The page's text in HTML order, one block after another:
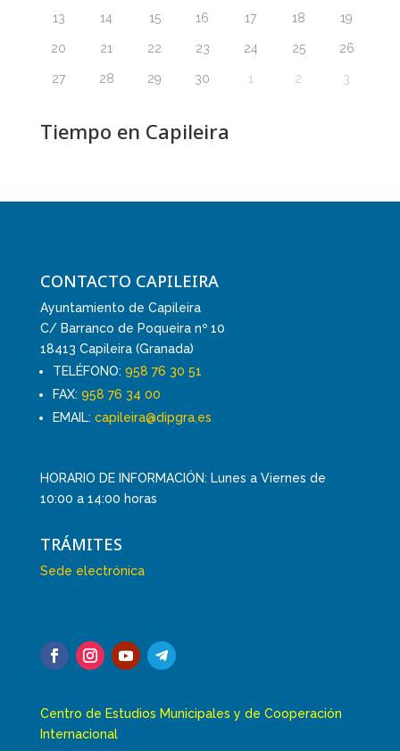
13 14 15 16 17 18 19
20 21 22 23 24 25 26
27 28 29 30 1 2 3
Tiempo en Capileira
CONTACTO CAPILEIRA
Ayuntamiento de Capileira
C/ Barranco de Poqueira nº 10
18413 Capileira (Granada)
TELÉFONO: 958 76 30 51
FAX: 958 76 34 00
EMAIL: capileira@dipgra.es
HORARIO DE INFORMACIÓN: Lunes a Viernes de
10:00 a 14:00 horas
TRÁMITES
Sede electrónica
Centro de Estudios Municipales y de Cooperación
Internacional